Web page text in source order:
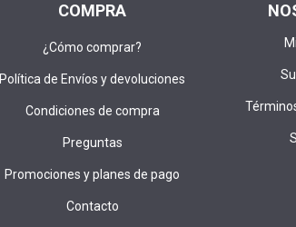
COMPRA
¿Cómo comprar?
Política de Envíos y devoluciones
Condiciones de compra
Preguntas
Promociones y planes de pago
Contacto